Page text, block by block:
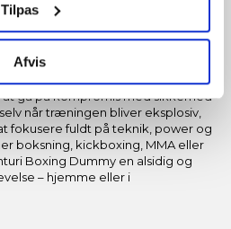
også gerne:
om din placering, der
baseret på en scanning af
(fingerprinting)
websitet.
bruger cookies for at
Tilpas
Afvis
Boxing Dummy
perfekte valg for dig, der vil træne
gå på kompromis med sikkerhed
når træningen bliver eksplosiv,
fokusere fuldt på teknik, power og
boksning, kickboxing, MMA eller
Boxing Dummy en alsidig og
– hjemme eller i